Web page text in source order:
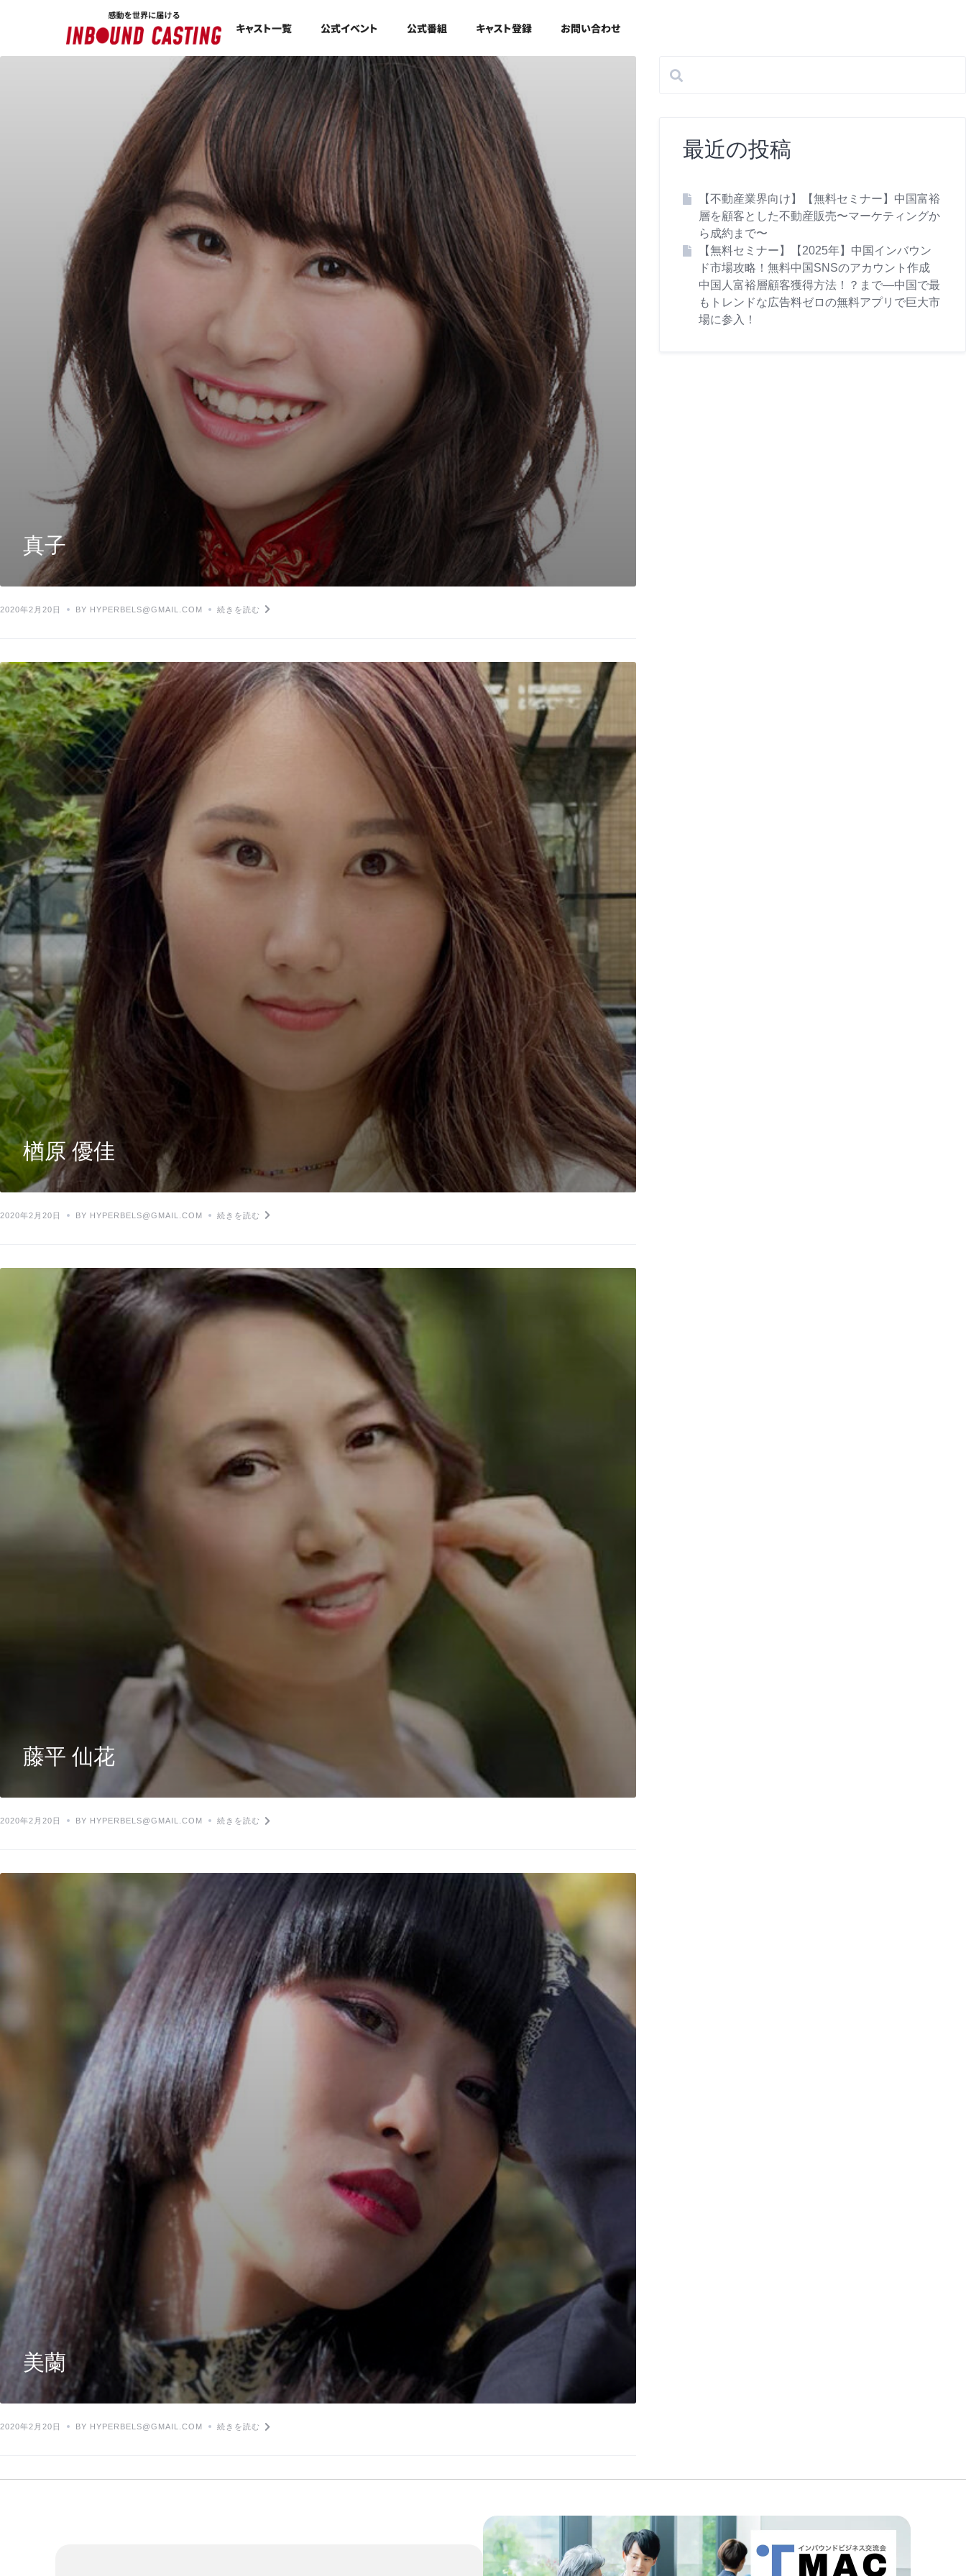
キャスト一覧 公式イベント 公式番組 キャスト登録 お問い合わせ
真子
2020年2月20日 BY HYPERBELS@GMAIL.COM 続きを読む
楢原 優佳
2020年2月20日 BY HYPERBELS@GMAIL.COM 続きを読む
藤平 仙花
2020年2月20日 BY HYPERBELS@GMAIL.COM 続きを読む
美蘭
2020年2月20日 BY HYPERBELS@GMAIL.COM 続きを読む
最近の投稿
【不動産業界向け】【無料セミナー】中国富裕
層を顧客とした不動産販売〜マーケティングか
ら成約まで〜
【無料セミナー】【2025年】中国インバウン
ド市場攻略！無料中国SNSのアカウント作成
中国人富裕層顧客獲得方法！？まで―中国で最
もトレンドな広告料ゼロの無料アプリで巨大市
場に参入！